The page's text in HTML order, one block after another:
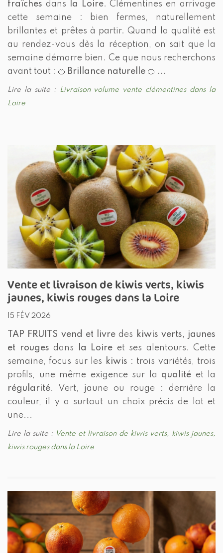
fraîches dans la Loire. Clémentines en arrivage
cette semaine : bien fermes, naturellement
brillantes et prêtes à partir. Quand la qualité est
au rendez-vous dès la réception, on sait que la
semaine démarre bien. Ce que nous recherchons
avant tout : 🍊 Brillance naturelle 🍊 ...
Lire la suite : Livraison volume vente clémentines dans la
Loire
Vente et livraison de kiwis verts, kiwis
jaunes, kiwis rouges dans la Loire
15 FÉV 2026
TAP FRUITS vend et livre des
kiwis verts, jaunes
et rouges dans la Loire et ses alentours. Cette
semaine, focus sur les
kiwis : trois variétés, trois
profils, une même exigence sur la qualité et la
régularité. Vert, jaune ou rouge : derrière la
couleur, il y a surtout un choix précis de lot et
une...
Lire la suite : Vente et livraison de kiwis verts, kiwis jaunes,
kiwis rouges dans la Loire